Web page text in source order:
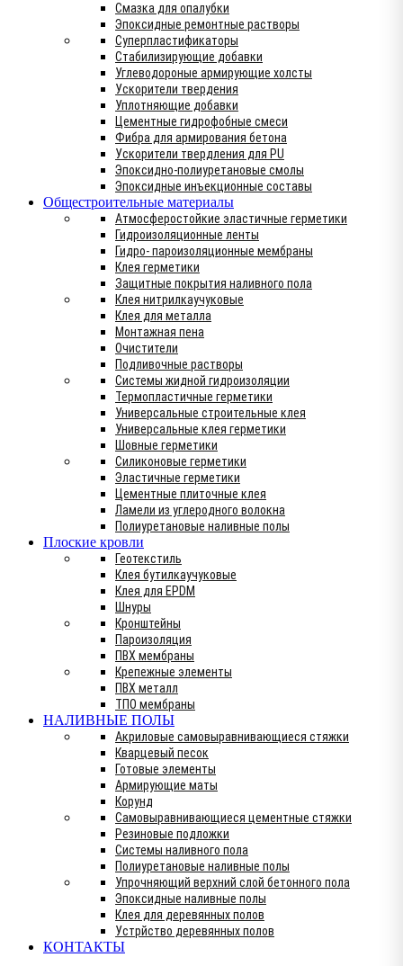
Смазка для опалубки
Эпоксидные ремонтные растворы
Суперпластификаторы
Стабилизирующие добавки
Углеводороные армирующие холсты
Ускорители твердения
Уплотняющие добавки
Цементные гидрофобные смеси
Фибра для армирования бетона
Ускорители твердления для PU
Эпоксидно-полиуретановые смолы
Эпоксидные инъекционные составы
Общестроительные материалы
Атмосферостойкие эластичные герметики
Гидроизоляционные ленты
Гидро- пароизоляционные мембраны
Клея герметики
Защитные покрытия наливного пола
Клея нитрилкаучуковые
Клея для металла
Монтажная пена
Очистители
Подливочные растворы
Системы жидной гидроизоляции
Термопластичные герметики
Универсальные строительные клея
Универсальные клея герметики
Шовные герметики
Силиконовые герметики
Эластичные герметики
Цементные плиточные клея
Ламели из углеродного волокна
Полиуретановые наливные полы
Плоские кровли
Геотекстиль
Клея бутилкаучуковые
Клея для EPDM
Шнуры
Кронштейны
Пароизоляция
ПВХ мембраны
Крепежные элементы
ПВХ металл
ТПО мембраны
НАЛИВНЫЕ ПОЛЫ
Акриловые самовыравнивающиеся стяжки
Кварцевый песок
Готовые элементы
Армирующие маты
Корунд
Самовыравнивающиеся цементные стяжки
Резиновые подложки
Системы наливного пола
Полиуретановые наливные полы
Упрочняющий верхний слой бетонного пола
Эпоксидные наливные полы
Клея для деревянных полов
Устрйство деревянных полов
КОНТАКТЫ